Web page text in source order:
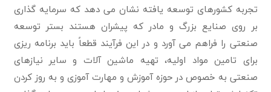
تجربه کشورهای توسعه یافته نشان می دهد که سرمایه گذاری
بر روی صنایع بزرگ و مادر که پیشران هستند بستر توسعه
صنعتی را فراهم می آورد و در این فرآیند قطعاً باید برنامه ریزی
برای تامین مواد اولیه، تهيه ماشین آلات و سایر نیازهای
صنعتی به خصوص در حوزه آموزش و مهارت آموزی و به روز کردن